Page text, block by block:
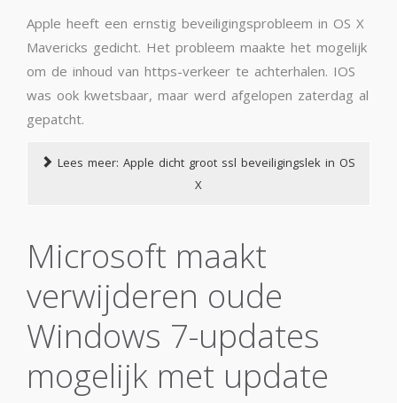
Apple heeft een ernstig beveiligingsprobleem in OS X
Mavericks gedicht. Het probleem maakte het mogelijk
om de inhoud van https-verkeer te achterhalen. IOS
was ook kwetsbaar, maar werd afgelopen zaterdag al
gepatcht.
Lees meer: Apple dicht groot ssl beveiligingslek in OS
X
Microsoft maakt
verwijderen oude
Windows 7-updates
mogelijk met update